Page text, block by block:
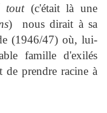
tout(c'était là une
) nous dirait à sa
(1946/47) où, lui-
famille d'exilés
prendre racine à